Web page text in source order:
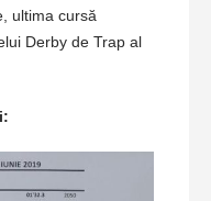
ultima cursă
Derby de Trap al